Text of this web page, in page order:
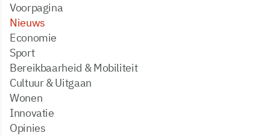
Voorpagina
Nieuws
Economie
Sport
Bereikbaarheid & Mobiliteit
Cultuur & Uitgaan
Wonen
Innovatie
Opinies